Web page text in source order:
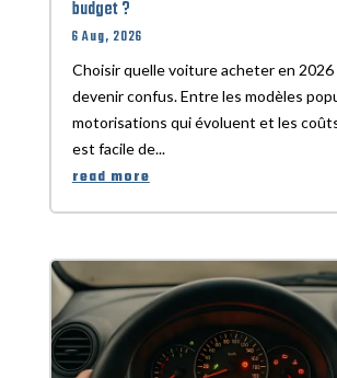
budget ?
6 Aug, 2026
Choisir quelle voiture acheter en
devenir confus. Entre les modèles
motorisations qui évoluent et les
est facile de...
read more